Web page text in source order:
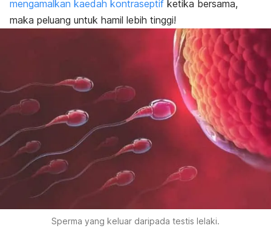
mengamalkan kaedah kontraseptif ketika bersama,
maka peluang untuk hamil lebih tinggi!
Sperma yang keluar daripada testis lelaki.